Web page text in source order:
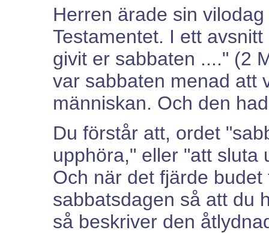
Herren ärade sin
Testamentet. I ett
givit er sabbaten ...." (2
var sabbaten menad att
människan. Och den
Du förstår att, ordet
upphöra," eller "att sluta
Och när det fjärde
sabbatsdagen så att du
så beskriver den